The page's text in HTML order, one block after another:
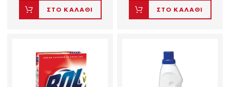
ΣΤΟ ΚΑΛΑΘΙ ΣΤΟ ΚΑΛΑΘΙ